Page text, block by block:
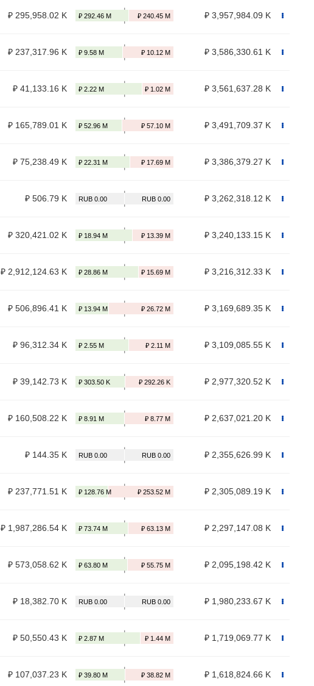
₽ 295,958.02 K ₽ 3,957,984.09 K
₽ 237,317.96 K ₽ 3,586,330.61 K
₽ 41,133.16 K ₽ 3,561,637.28 K
₽ 165,789.01 K ₽ 3,491,709.37 K
₽ 75,238.49 K ₽ 3,386,379.27 K
₽ 506.79 K ₽ 3,262,318.12 K
₽ 320,421.02 K ₽ 3,240,133.15 K
₽ 2,912,124.63 K ₽ 3,216,312.33 K
₽ 506,896.41 K ₽ 3,169,689.35 K
₽ 96,312.34 K ₽ 3,109,085.55 K
₽ 39,142.73 K ₽ 2,977,320.52 K
₽ 160,508.22 K ₽ 2,637,021.20 K
₽ 144.35 K ₽ 2,355,626.99 K
₽ 237,771.51 K ₽ 2,305,089.19 K
₽ 1,987,286.54 K ₽ 2,297,147.08 K
₽ 573,058.62 K ₽ 2,095,198.42 K
₽ 18,382.70 K ₽ 1,980,233.67 K
₽ 50,550.43 K ₽ 1,719,069.77 K
₽ 107,037.23 K ₽ 1,618,824.66 K